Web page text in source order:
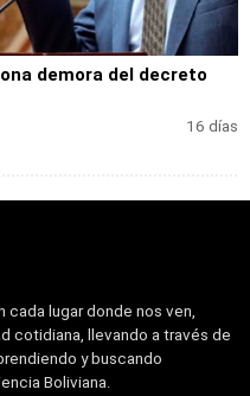
demora del decreto
16 días
cada lugar donde nos ven,
cotidiana, llevando a través de
y buscando
Boliviana.